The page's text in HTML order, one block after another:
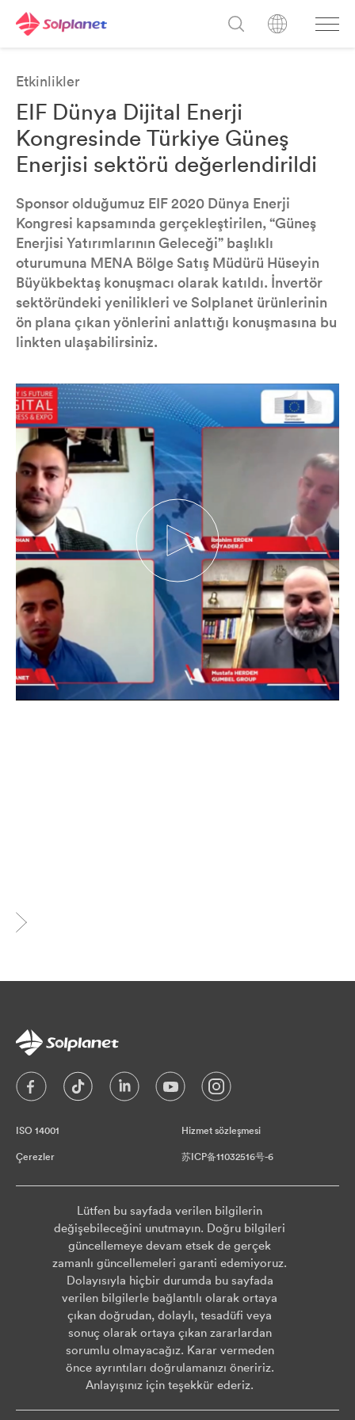
Etkinlikler
EIF Dünya Dijital Enerji
Kongresinde Türkiye Güneş
Enerjisi sektörü değerlendirildi
Sponsor olduğumuz EIF 2020 Dünya Enerji
Kongresi kapsamında gerçekleştirilen, “Güneş
Enerjisi Yatırımlarının Geleceği” başlıklı
oturumuna MENA Bölge Satış Müdürü Hüseyin
Büyükbektaş konuşmacı olarak katıldı. İnvertör
sektöründeki yenilikleri ve Solplanet ürünlerinin
ön plana çıkan yönlerini anlattığı konuşmasına bu
linkten ulaşabilirsiniz.
ISO 14001 Hizmet sözleşmesi
Çerezler 苏ICP备11032516号-6
Lütfen bu sayfada verilen bilgilerin
değişebileceğini unutmayın. Doğru bilgileri
güncellemeye devam etsek de gerçek
zamanlı güncellemeleri garanti edemiyoruz.
Dolayısıyla hiçbir durumda bu sayfada
verilen bilgilerle bağlantılı olarak ortaya
çıkan doğrudan, dolaylı, tesadüfi veya
sonuç olarak ortaya çıkan zararlardan
sorumlu olmayacağız. Karar vermeden
önce ayrıntıları doğrulamanızı öneririz.
Anlayışınız için teşekkür ederiz.